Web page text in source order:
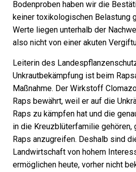
Bodenproben haben wir die
keiner toxikologischen Belastung
Werte liegen unterhalb der
also nicht von einer akuten
Leiterin des
Unkrautbekämpfung ist beim
Maßnahme. Der Wirkstoff
Raps bewährt, weil er auf die
Raps zu kämpfen hat und die
in die Kreuzblüterfamilie gehören,
Raps anzugreifen. Deshalb sind
Landwirtschaft von hohem
ermöglichen heute, vorher nicht